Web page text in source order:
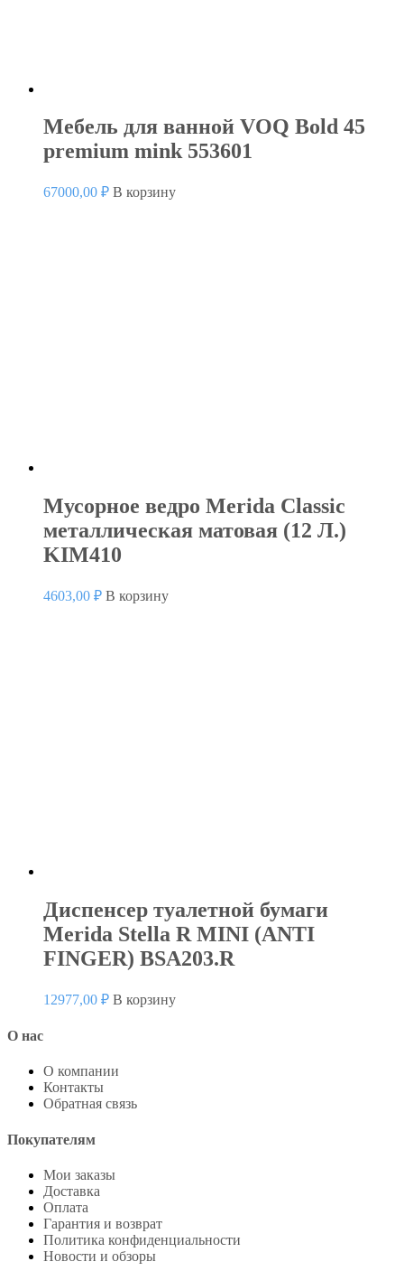
Мебель для ванной VOQ Bold 45
premium mink 553601
67000,00 ₽ В корзину
Мусорное ведро Merida Classic
металлическая матовая (12 Л.)
KIM410
4603,00 ₽ В корзину
Диспенсер туалетной бумаги
Merida Stella R MINI (ANTI
FINGER) BSA203.R
12977,00 ₽ В корзину
О нас
О компании
Контакты
Обратная связь
Покупателям
Мои заказы
Доставка
Оплата
Гарантия и возврат
Политика конфиденциальности
Новости и обзоры